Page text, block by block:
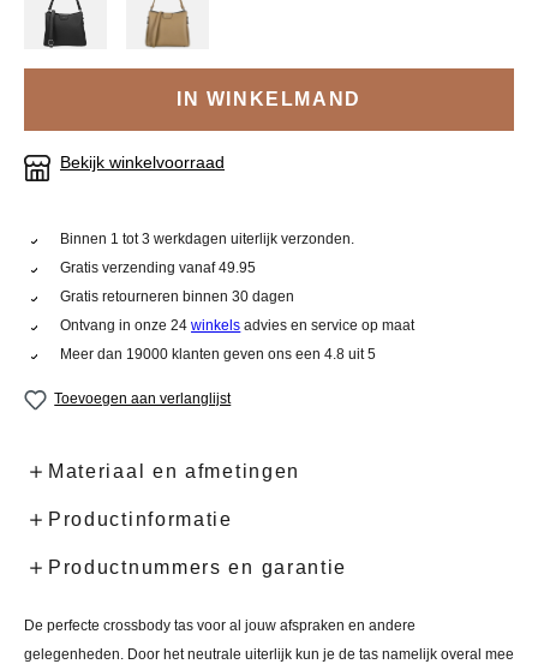
IN WINKELMAND
Bekijk winkelvoorraad
Binnen 1 tot 3 werkdagen uiterlijk verzonden.
Gratis verzending vanaf 49.95
Gratis retourneren binnen 30 dagen
Ontvang in onze 24winkels advies en service op maat
Meer dan 19000 klanten geven ons een 4.8 uit 5
Toevoegen aan verlanglijst
Materiaal en afmetingen
Productinformatie
Productnummers en garantie
De perfecte crossbody tas voor al jouw afspraken en andere
gelegenheden. Door het neutrale uiterlijk kun je de tas namelijk overal mee